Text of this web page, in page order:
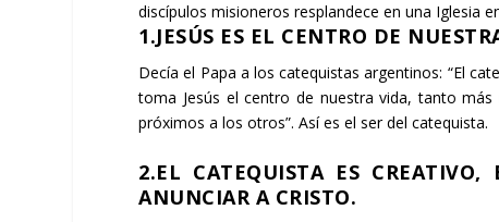
discípulos misioneros resplandece en una Iglesia
1.JESÚS ES EL CENTRO DE
Decía el Papa a los catequistas argentinos: “El
toma Jesús el centro de nuestra vida, tanto
próximos a los otros”. Así es el ser del catequista.
2.EL CATEQUISTA ES CREATIVO,
ANUNCIAR A CRISTO.